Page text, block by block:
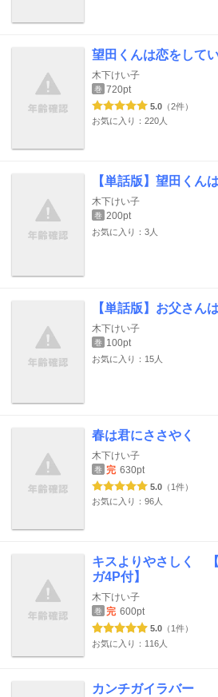
望田くんは恋をして
木下けい子
巻 720pt
5.0 （2件）
お気に入り：220人
【単話版】望田くん
木下けい子
巻 200pt
お気に入り：3人
【単話版】お父さん
木下けい子
巻 100pt
お気に入り：15人
春は君にささやく
木下けい子
巻 完 630pt
5.0 （1件）
お気に入り：96人
キスよりやさしく
ガ4P付】
木下けい子
巻 完 600pt
5.0 （1件）
お気に入り：116人
カンチガイラバー